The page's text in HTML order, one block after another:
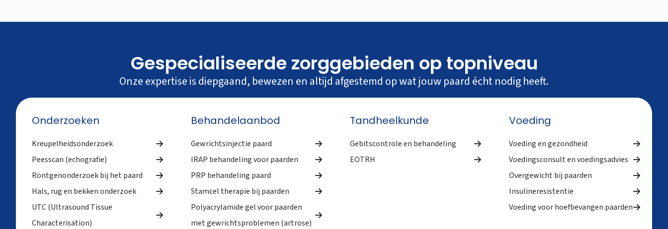
Gespecialiseerde zorggebieden op topniveau
Onze expertise is diepgaand, bewezen en altijd afgestemd op wat jouw paard écht nodig heeft.
Onderzoeken
Kreupelheidsonderzoek
Peesscan (echografie)
Röntgenonderzoek bij het paard
Hals, rug en bekken onderzoek
UTC (Ultrasound Tissue
Characterisation)
Behandelaanbod
Gewrichtsinjectie paard
IRAP behandeling voor paarden
PRP behandeling paard
Stamcel therapie bij paarden
Polyacrylamide gel voor paarden
met gewrichtsproblemen (artrose)
Tandheelkunde
Gebitscontrole en behandeling
EOTRH
Voeding
Voeding en gezondheid
Voedingsconsult en voedingsadvies
Overgewicht bij paarden
Insulineresistentie
Voeding voor hoefbevangen paarden